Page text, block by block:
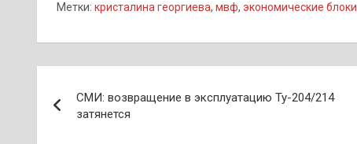
Метки: кристалина георгиева, мвф, экономические блоки
по
СМИ: возвращение в эксплуатацию Ту-204/214
затянется